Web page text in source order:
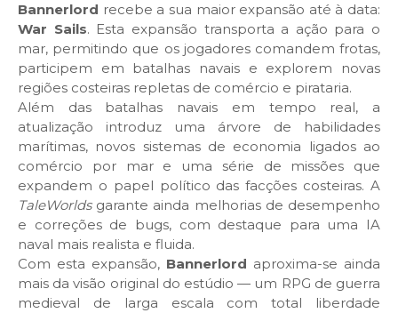
Bannerlord recebe a sua maior expansão até à data:
War Sails. Esta expansão transporta a ação para o
mar, permitindo que os jogadores comandem frotas,
participem em batalhas navais e explorem novas
regiões costeiras repletas de comércio e pirataria.
Além das batalhas navais em tempo real, a
atualização introduz uma árvore de habilidades
marítimas, novos sistemas de economia ligados ao
comércio por mar e uma série de missões que
expandem o papel político das facções costeiras. A
TaleWorlds garante ainda melhorias de desempenho
e correções de bugs, com destaque para uma IA
naval mais realista e fluida.
Com esta expansão, Bannerlord aproxima-se ainda
mais da visão original do estúdio — um RPG de guerra
medieval de larga escala com total liberdade